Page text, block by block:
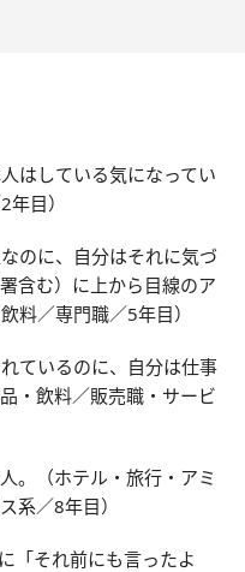
はしている気になってい
目）
のに、自分はそれに気づ
含む）に上から目線のア
料／専門職／5年目）
ているのに、自分は仕事
・飲料／販売職・サービ
。（ホテル・旅行・アミ
系／8年目）
「それ前にも言ったよ